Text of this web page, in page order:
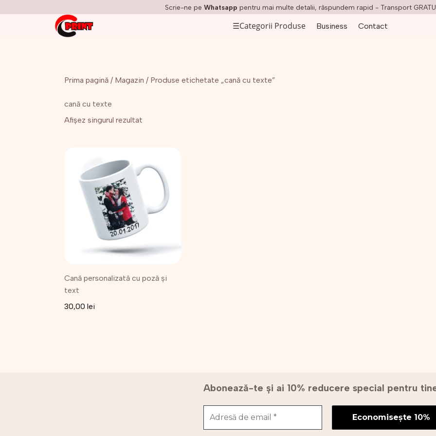
Scrie-ne pe Whatsapp pentru mai multe detalii, răspundem rapid - Transport
☰Categorii Produse Business Contact
Prima pagină / Magazin / Produse etichetate „cană cu texte”
cană cu texte
Afișez singurul rezultat
Cană personalizată cu poză și
text
30,00 lei
Abonează-te și ai 10% reducere special pentru